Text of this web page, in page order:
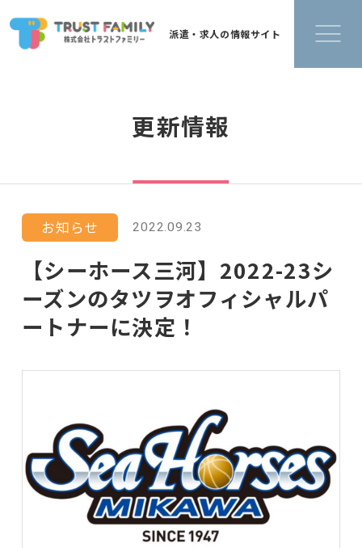
派遣・求人の情報サイト
更新情報
お知らせ 2022.09.23
【シーホース三河】2022-23シ
ーズンのタツヲオフィシャルパ
ートナーに決定！